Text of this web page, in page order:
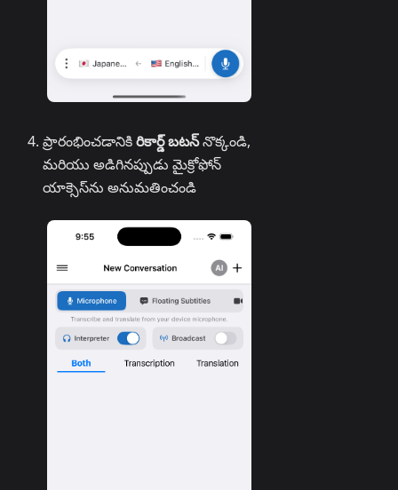
ప్రారంభించడానికిరికార్డ్ బటన్నొక్కండి,
మరియు అడిగినప్పుడు మైక్రోఫోన్
యాక్సెస్‌ను అనుమతించండి